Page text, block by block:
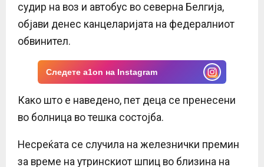
U
судир на воз и автобус во северна Белгија,
објави денес канцеларијата на федералниот
обвинител.
Следете a1on на Instagram
Како што е наведено, пет деца се пренесени
во болница во тешка состојба.
Несреќата се случила на железнички премин
за време на утринскиот шпиц во близина на